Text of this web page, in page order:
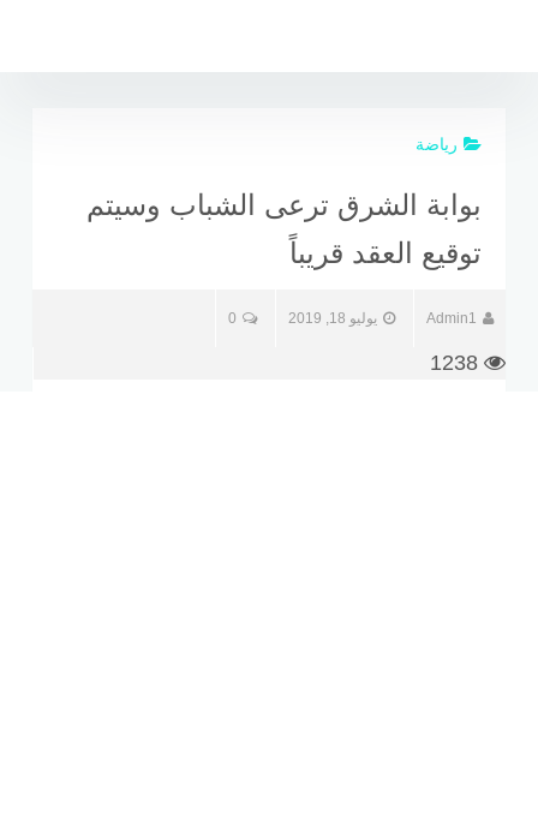
رياضة
بوابة الشرق ترعى الشباب وسيتم
توقيع العقد قريباً
Admin1 يوليو 18, 2019 0
1238